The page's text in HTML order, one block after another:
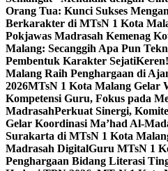
Orang Tua: Kunci Sukses
Berkarakter di MTsN 1 Kota
Pokjawas Madrasah Kemenag
Malang: Secanggih Apa Pun
Pembentuk Karakter Sejati
Malang Raih Penghargaan di
2026MTsN 1 Kota Malang Gelar
Kompetensi Guru, Fokus pada
MadrasahPerkuat Sinergi,
Gelar Koordinasi Ma’had Al-
Surakarta di MTsN 1 Kota
Madrasah DigitalGuru MTsN 1
Penghargaan Bidang Literasi